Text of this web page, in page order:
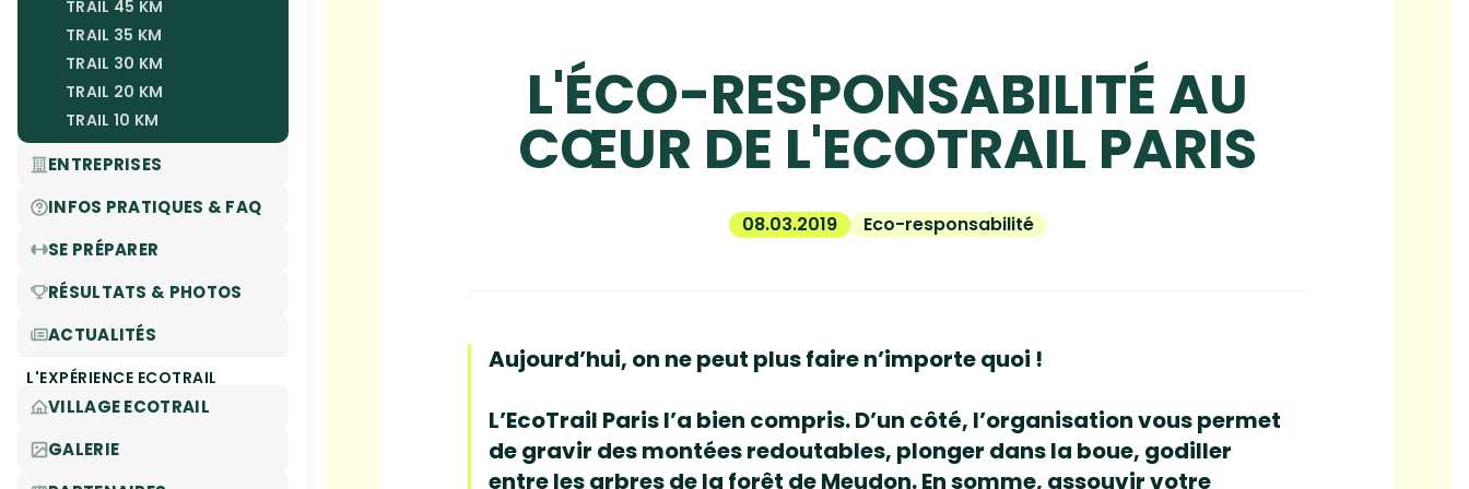
TRAIL 45 KM
TRAIL 35 KM
TRAIL 30 KM
TRAIL 20 KM
TRAIL 10 KM
ENTREPRISES
INFOS PRATIQUES & FAQ
SE PRÉPARER
RÉSULTATS & PHOTOS
ACTUALITÉS
L'EXPÉRIENCE ECOTRAIL
VILLAGE ECOTRAIL
GALERIE
L'ÉCO-RESPONSABILITÉ AU
CŒUR DE L'ECOTRAIL PARIS
08.03.2019 Eco-responsabilité
Aujourd’hui, on ne peut plus faire n’importe quoi !
L’EcoTrail Paris l’a bien compris. D’un côté, l’organisation vous permet
de gravir des montées redoutables, plonger dans la boue, godiller
entre les arbres de la forêt de Meudon. En somme, assouvir votre